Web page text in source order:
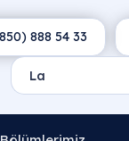
888 54 33